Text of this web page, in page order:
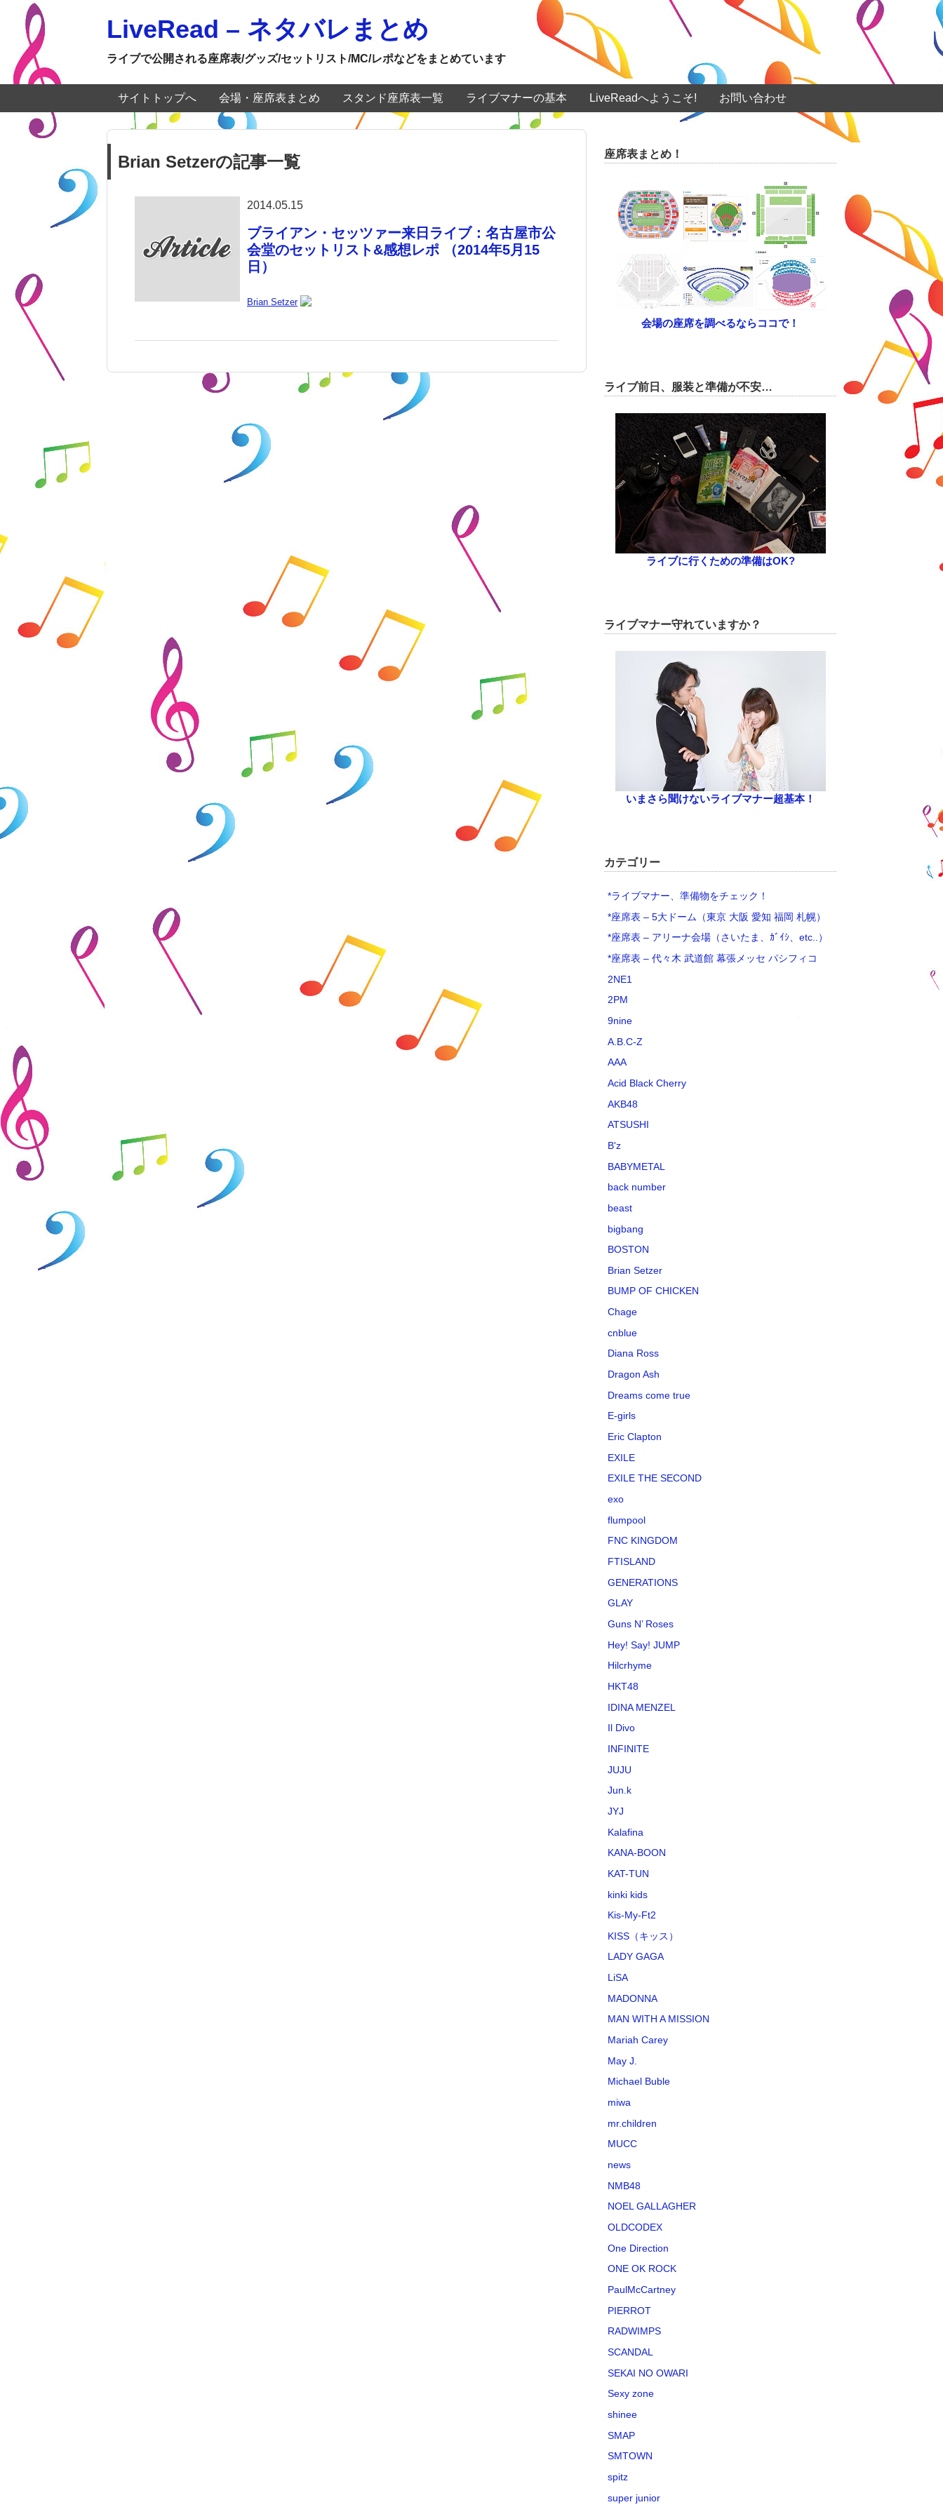
LiveRead – ネタバレまとめ
ライブで公開される座席表/グッズ/セットリスト/MC/レポなどをまとめています
サイトトップへ 会場・座席表まとめ スタンド座席表一覧 ライブマナーの基本 LiveReadへようこそ! お問い合わせ
Brian Setzerの記事一覧
2014.05.15
ブライアン・セッツァー来日ライブ：名古屋市公
会堂のセットリスト&感想レポ （2014年5月15
日）
Brian Setzer
座席表まとめ！
会場の座席を調べるならココで！
ライブ前日、服装と準備が不安…
ライブに行くための準備はOK?
ライブマナー守れていますか？
いまさら聞けないライブマナー超基本！
カテゴリー
*ライブマナー、準備物をチェック！
*座席表 – 5大ドーム（東京 大阪 愛知 福岡 札幌）
*座席表 – アリーナ会場（さいたま、ｶﾞｲｼ、etc..）
*座席表 – 代々木 武道館 幕張メッセ パシフィコ
2NE1
2PM
9nine
A.B.C-Z
AAA
Acid Black Cherry
AKB48
ATSUSHI
B'z
BABYMETAL
back number
beast
bigbang
BOSTON
Brian Setzer
BUMP OF CHICKEN
Chage
cnblue
Diana Ross
Dragon Ash
Dreams come true
E-girls
Eric Clapton
EXILE
EXILE THE SECOND
exo
flumpool
FNC KINGDOM
FTISLAND
GENERATIONS
GLAY
Guns N’ Roses
Hey! Say! JUMP
Hilcrhyme
HKT48
IDINA MENZEL
Il Divo
INFINITE
JUJU
Jun.k
JYJ
Kalafina
KANA-BOON
KAT-TUN
kinki kids
Kis-My-Ft2
KISS（キッス）
LADY GAGA
LiSA
MADONNA
MAN WITH A MISSION
Mariah Carey
May J.
Michael Buble
miwa
mr.children
MUCC
news
NMB48
NOEL GALLAGHER
OLDCODEX
One Direction
ONE OK ROCK
PaulMcCartney
PIERROT
RADWIMPS
SCANDAL
SEKAI NO OWARI
Sexy zone
shinee
SMAP
SMTOWN
spitz
super junior